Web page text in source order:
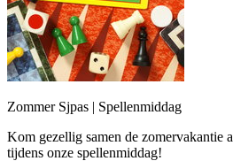
Zommer Sjpas | Spellenmiddag
Kom gezellig samen de zomervakantie
tijdens onze spellenmiddag!